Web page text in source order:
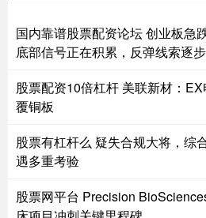
国内靠谱股票配资论坛 创业板急
底部信号正在积累，反弹线索逐
股票配资10倍杠杆 美联新材：
覆铜板
股票有杠杆么 疑失合规大将，综
遇多重考验
股票网平台 Precision